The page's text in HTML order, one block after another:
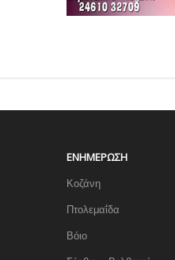
ΕΝΗΜΈΡΩΣΗ
Κοζάνη
Πτολεμαΐδα
Βόιο